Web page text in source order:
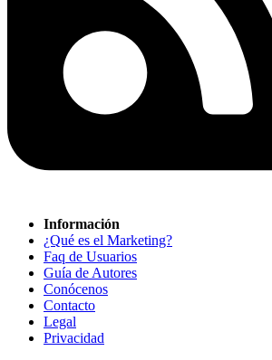
Información
¿Qué es el Marketing?
Faq de Usuarios
Guía de Autores
Conócenos
Contacto
Legal
Privacidad